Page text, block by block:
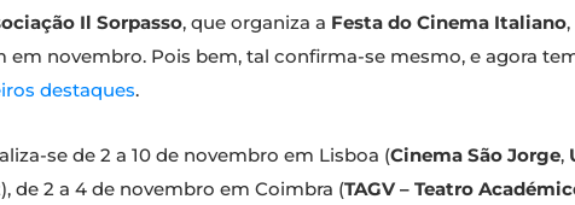
Il Sorpasso, que organiza a Festa do Cinema Italiano
em novembro. Pois bem, tal confirma-se mesmo, e agora
destaques.
se de 2 a 10 de novembro em Lisboa (Cinema São Jorge,
), de 2 a 4 de novembro em Coimbra (TAGV – Teatro